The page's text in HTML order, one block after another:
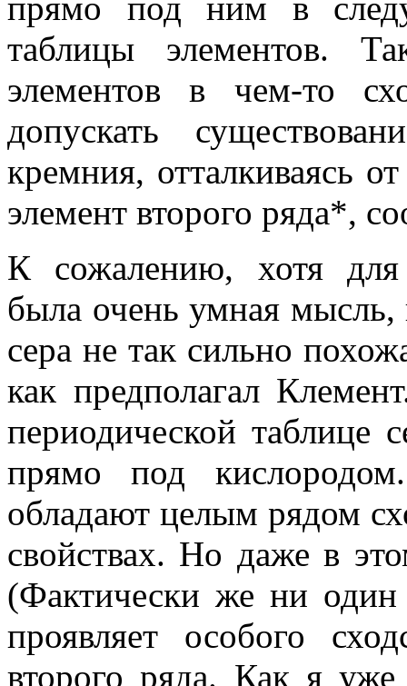
прямо под ним в
таблицы элементов.
элементов в чем-то
допускать
кремния, отталкиваясь
элемент второго ряда*,
К сожалению, хотя для
была очень умная мысль,
сера не так сильно
как предполагал
периодической таблице
прямо под
обладают целым рядом
свойствах. Но даже в
(Фактически же ни один
проявляет особого
второго ряда. Как я уже